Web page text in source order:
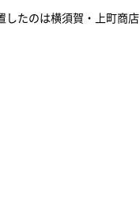
したのは横須賀・上町商店